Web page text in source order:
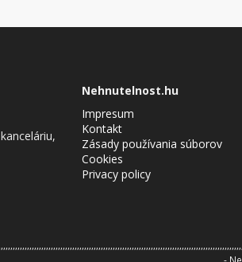
Nehnutelnost.hu
Impresum
Kontakt
Zásady používania súborov
Cookies
Privacy policy